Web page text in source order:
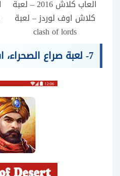
العاب كلاش 2016 – لعبة
كلاش اوف لوردز – لعبة
clash of lords
7- لعبة صراع الصحراء، افضل العاب كلاش